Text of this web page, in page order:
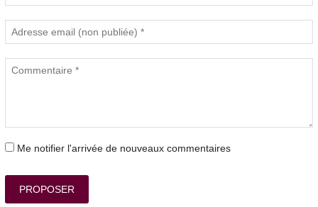
Me notifier l'arrivée de nouveaux commentaires
PROPOSER